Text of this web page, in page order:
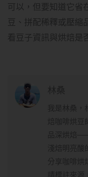
可以，但要知道它省
豆、拼配稀釋或壓縮
看豆子資訊與烘焙是